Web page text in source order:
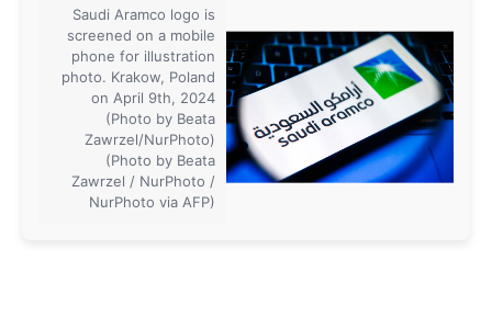
Saudi Aramco logo is
screened on a mobile
phone for illustration
photo. Krakow, Poland
on April 9th, 2024
(Photo by Beata
Zawrzel/NurPhoto)
(Photo by Beata
Zawrzel / NurPhoto /
NurPhoto via AFP)